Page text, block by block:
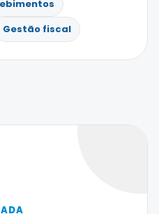
Gestão fiscal